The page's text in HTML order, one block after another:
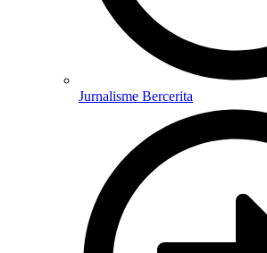
Jurnalisme Bercerita